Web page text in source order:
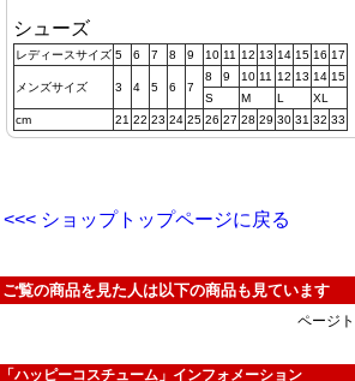
シューズ
レディースサイズ 5 6 7 8 9 10 11 12 13 14 15 16 17
メンズサイズ 3 4 5 6 7
8 9 10 11 12 13 14 15
S
M L
XL
cm
21 22 23 24 25 26 27 28 29 30 31 32 33
<<< ショップトップページに戻る
ご覧の商品を見た人は以下の商品も見ています
ページ
「ハッピーコスチューム」インフォメーション